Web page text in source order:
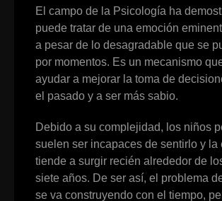
El campo de la Psicología ha
puede tratar de una emoción
a pesar de lo desagradable que se
por momentos. Es un mecanismo
ayudar a mejorar la toma de
el pasado y a ser más sabio.
Debido a su complejidad, los niños
suelen ser incapaces de sentirlo y la
tiende a surgir recién alrededor de
siete años. De ser así, el problema
se va construyendo con el tiempo,